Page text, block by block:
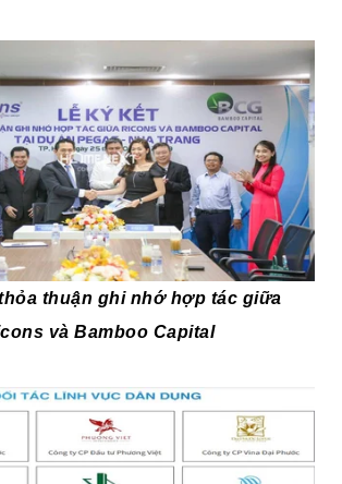
thuận ghi nhớ hợp tác giữa
và Bamboo Capital